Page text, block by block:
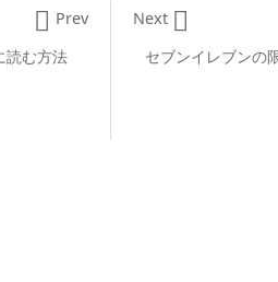
セブンイレブンの

Next
読む方法
 Prev